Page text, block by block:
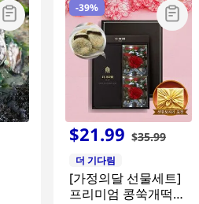
-39%
$21.99 $35.99
더 기다림
[가정의달 선물세트]
프리미엄 콩쑥개떡